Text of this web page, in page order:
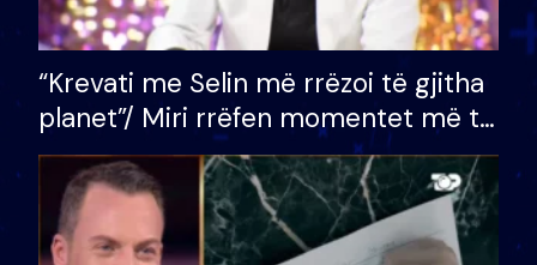
“Krevati me Selin më rrëzoi të gjitha
planet”/ Miri rrëfen momentet më të
bukura në shtëpinë e BB VIP: Do më
mungojë zilja e mëngjesit kur…